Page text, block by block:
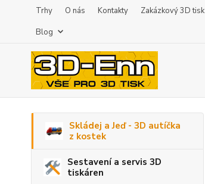
Trhy O nás Kontakty Zakázkový 3D tisk
Blog
Skládej a Jeď - 3D autíčka
z kostek
Sestavení a servis 3D
tiskáren